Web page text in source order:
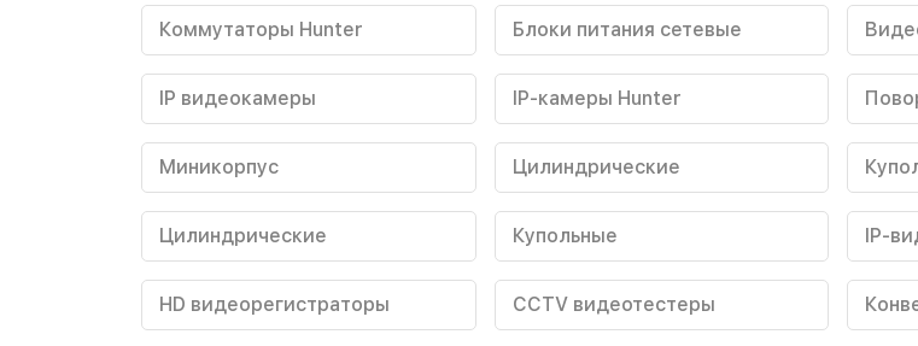
Коммутаторы Hunter Блоки питания сетевые
IP видеокамеры IP-камеры Hunter
Миникорпус Цилиндрические
Цилиндрические Купольные IP-
HD видеорегистраторы CCTV видеотестеры